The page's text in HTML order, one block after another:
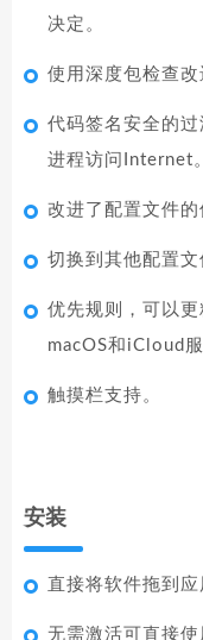
决定。
使用深度包检查改
代码签名安全的
进程访问Internet。
改进了配置文件的
切换到其他配置文
优先规则，可以
macOS和iCloud
触摸栏支持。
安装
直接将软件拖到
无需激活可直接